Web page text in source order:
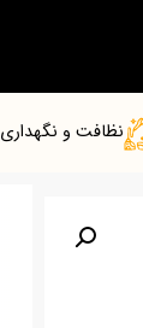
نظافت و نگهداری